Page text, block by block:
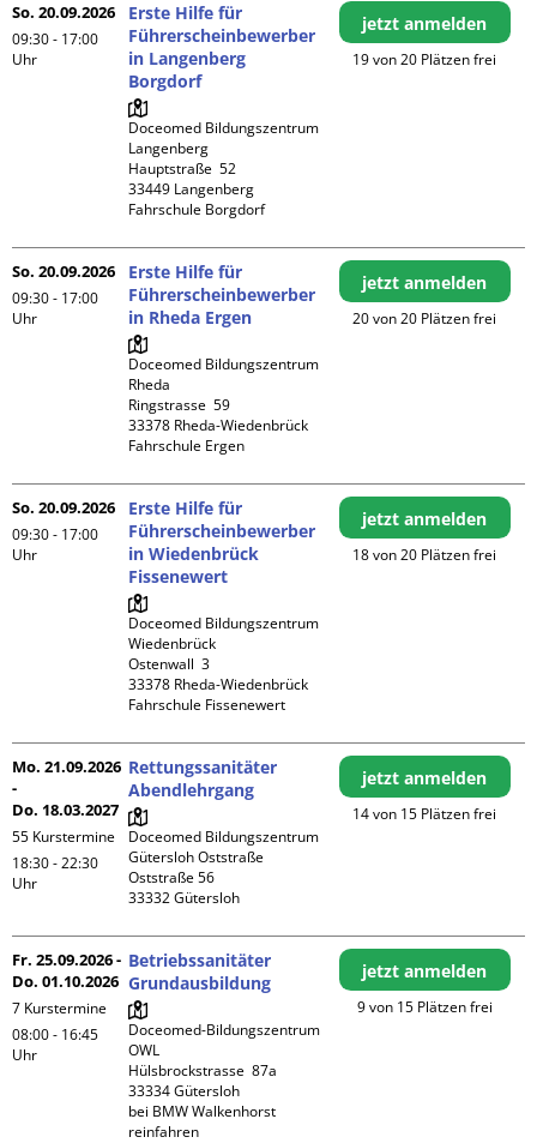
So. 20.09.2026
09:30 - 17:00
Uhr
Erste Hilfe für
Führerscheinbewerber
in Langenberg
Borgdorf
Doceomed Bildungszentrum
Langenberg
Hauptstraße  52
33449 Langenberg
Fahrschule Borgdorf
jetzt anmelden
19 von 20 Plätzen frei
So. 20.09.2026
09:30 - 17:00
Uhr
Erste Hilfe für
Führerscheinbewerber
in Rheda Ergen
Doceomed Bildungszentrum
Rheda
Ringstrasse  59
33378 Rheda-Wiedenbrück
Fahrschule Ergen
jetzt anmelden
20 von 20 Plätzen frei
So. 20.09.2026
09:30 - 17:00
Uhr
Erste Hilfe für
Führerscheinbewerber
in Wiedenbrück
Fissenewert
Doceomed Bildungszentrum
Wiedenbrück
Ostenwall  3
33378 Rheda-Wiedenbrück
Fahrschule Fissenewert
jetzt anmelden
18 von 20 Plätzen frei
Mo. 21.09.2026
-
Do. 18.03.2027
55 Kurstermine
18:30 - 22:30
Uhr
Rettungssanitäter
Abendlehrgang
Doceomed Bildungszentrum
Gütersloh Oststraße
Oststraße 56
jetzt anmelden
14 von 15 Plätzen frei
Fr. 25.09.2026 -
Do. 01.10.2026
7 Kurstermine
08:00 - 16:45
Uhr
Betriebssanitäter
Grundausbildung
Doceomed-Bildungszentrum
OWL
Hülsbrockstrasse  87a
33334 Gütersloh
bei BMW Walkenhorst
reinfahren
jetzt anmelden
9 von 15 Plätzen frei